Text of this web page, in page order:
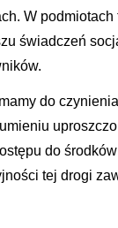
W
świadczeń
do
do
tej drogi